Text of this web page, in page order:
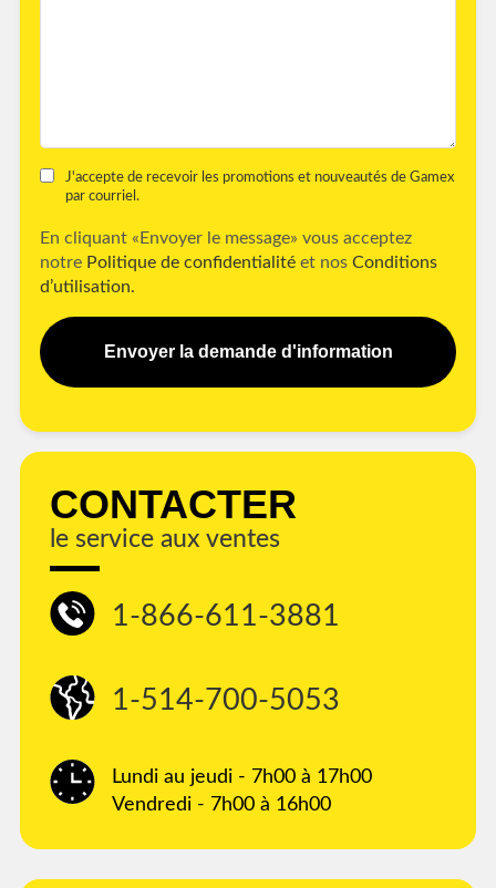
J'accepte de recevoir les promotions et nouveautés de Gamex
par courriel.
En cliquant «Envoyer le message» vous acceptez
notre Politique de confidentialité et nos Conditions
d’utilisation.
Envoyer la demande d'information
CONTACTER
le service aux ventes
1-866-611-3881
1-514-700-5053
Lundi au jeudi - 7h00 à 17h00
Vendredi - 7h00 à 16h00